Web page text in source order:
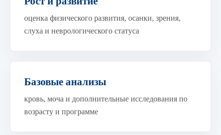
оценка физического развития, осанки, зрения,
слуха и неврологического статуса
Базовые анализы
кровь, моча и дополнительные исследования по
возрасту и программе